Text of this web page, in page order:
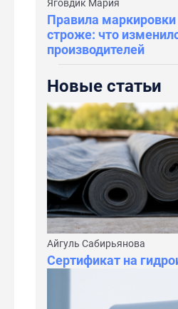
Яговдик Мария
Правила маркировки
строже: что
производителей
Новые статьи
Айгуль Сабирьянова
Сертификат на